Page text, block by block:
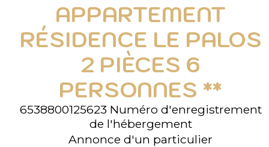
APPARTEMENT
RÉSIDENCE LE PALOS
2 PIÈCES 6
PERSONNES **
6538800125623 Numéro d'enregistrement
de l'hébergement
Annonce d'un particulier